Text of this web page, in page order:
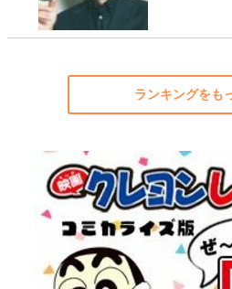
ランキングをも